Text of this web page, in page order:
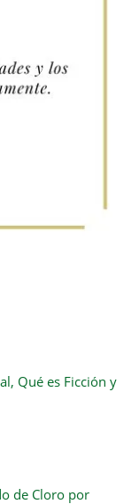
Qué es Ficción y
de Cloro por